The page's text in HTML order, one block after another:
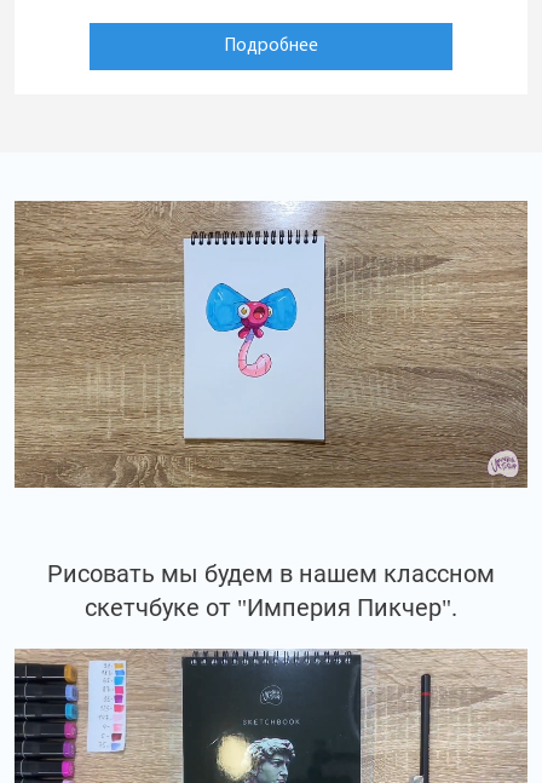
Подробнее
Рисовать мы будем в нашем классном
скетчбуке от "Империя Пикчер".